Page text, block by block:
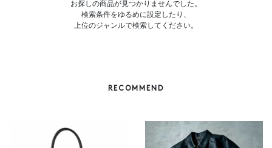
お探しの商品が見つかりませんでした。
検索条件をゆるめに設定したり、
上位のジャンルで検索してください。
RECOMMEND